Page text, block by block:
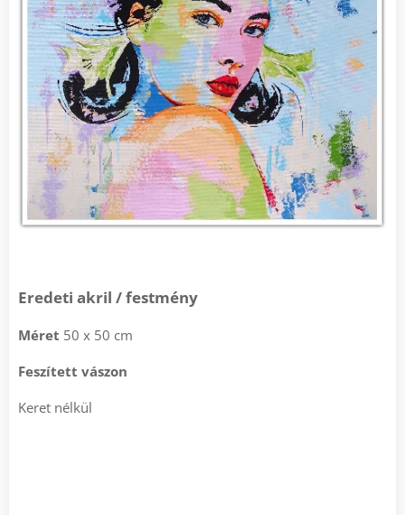
Eredeti akril / festmény
Méret 50 x 50 cm
Feszített vászon
Keret nélkül